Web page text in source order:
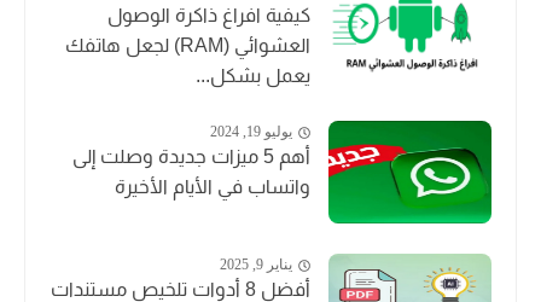
كيفية افراغ ذاكرة الوصول
العشوائي (RAM) لجعل هاتفك
يعمل بشكل...
يوليو 19, 2024
أهم 5 ميزات جديدة وصلت إلى
واتساب في الأيام الأخيرة
يناير 9, 2025
أفضل 8 أدوات تلخيص مستندات